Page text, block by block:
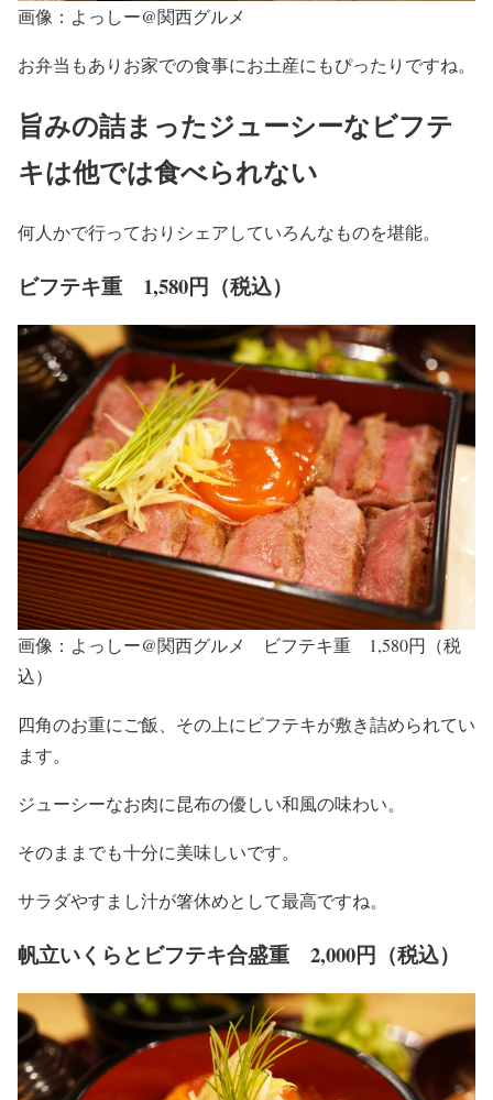
画像：よっしー@関西グルメ
お弁当もありお家での食事にお土産にもぴったりですね。
旨みの詰まったジューシーなビフテ
キは他では食べられない
何人かで行っておりシェアしていろんなものを堪能。
ビフテキ重 1,580円（税込）
画像：よっしー@関西グルメ ビフテキ重 1,580円（税
込）
四角のお重にご飯、その上にビフテキが敷き詰められてい
ます。
ジューシーなお肉に昆布の優しい和風の味わい。
そのままでも十分に美味しいです。
サラダやすまし汁が箸休めとして最高ですね。
帆立いくらとビフテキ合盛重 2,000円（税込）